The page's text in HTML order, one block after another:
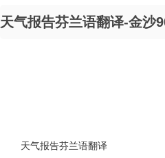
天气报告芬兰语翻译-金沙
天气报告芬兰语翻译